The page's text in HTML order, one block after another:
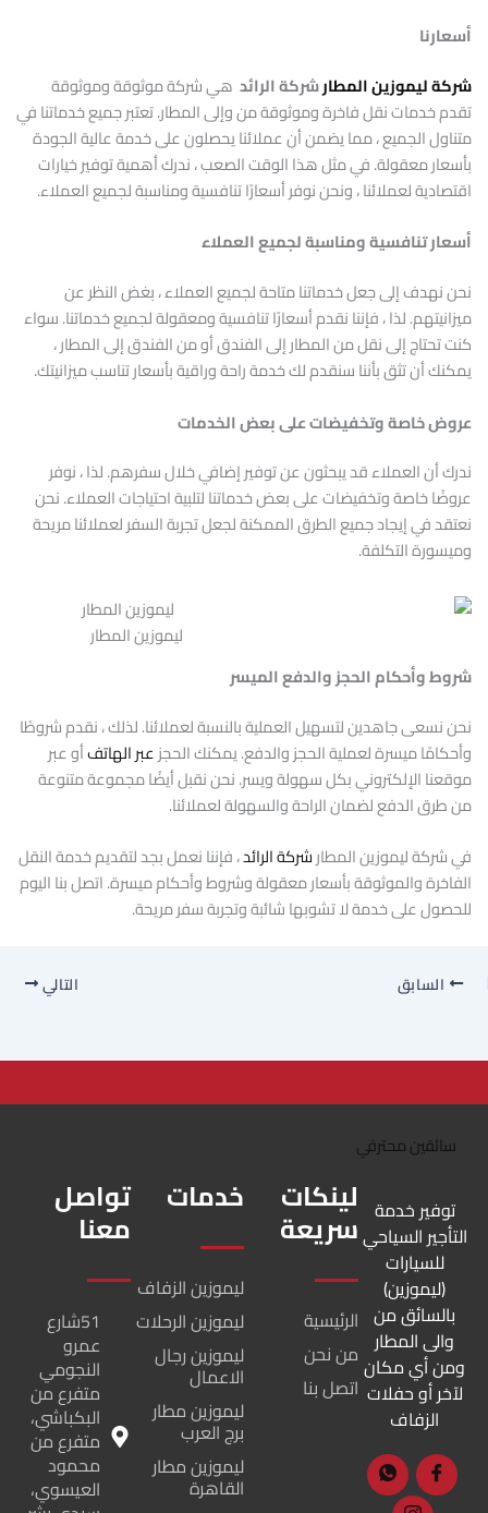
أسعارنا
شركة ليموزين المطارشركة الرائد هي شركة موثوقة وموثوقة
تقدم خدمات نقل فاخرة وموثوقة من وإلى المطار. تعتبر جميع خدماتنا في
متناول الجميع ، مما يضمن أن عملائنا يحصلون على خدمة عالية الجودة
بأسعار معقولة. في مثل هذا الوقت الصعب ، ندرك أهمية توفير خيارات
اقتصادية لعملائنا ، ونحن نوفر أسعارًا تنافسية ومناسبة لجميع العملاء.
أسعار تنافسية ومناسبة لجميع العملاء
نحن نهدف إلى جعل خدماتنا متاحة لجميع العملاء ، بغض النظر عن
ميزانيتهم. لذا ، فإننا نقدم أسعارًا تنافسية ومعقولة لجميع خدماتنا. سواء
كنت تحتاج إلى نقل من المطار إلى الفندق أو من الفندق إلى المطار ،
يمكنك أن تثق بأننا سنقدم لك خدمة راحة وراقية بأسعار تناسب ميزانيتك.
عروض خاصة وتخفيضات على بعض الخدمات
ندرك أن العملاء قد يبحثون عن توفير إضافي خلال سفرهم. لذا ، نوفر
عروضًا خاصة وتخفيضات على بعض خدماتنا لتلبية احتياجات العملاء. نحن
نعتقد في إيجاد جميع الطرق الممكنة لجعل تجربة السفر لعملائنا مريحة
وميسورة التكلفة.
ليموزين المطار
شروط وأحكام الحجز والدفع الميسر
نحن نسعى جاهدين لتسهيل العملية بالنسبة لعملائنا. لذلك ، نقدم شروطًا
وأحكامًا ميسرة لعملية الحجز والدفع. يمكنك الحجزعبر الهاتفأو عبر
موقعنا الإلكتروني بكل سهولة ويسر. نحن نقبل أيضًا مجموعة متنوعة
من طرق الدفع لضمان الراحة والسهولة لعملائنا.
في شركة ليموزين المطارشركة الرائد، فإننا نعمل بجد لتقديم خدمة النقل
الفاخرة والموثوقة بأسعار معقولة وشروط وأحكام ميسرة. اتصل بنا اليوم
للحصول على خدمة لا تشوبها شائبة وتجربة سفر مريحة.
السابق التالي
توفير خدمة
التأجير السياحي
للسيارات
(ليموزين)
بالسائق من
والى المطار
ومن أي مكان
لآخر أو حفلات
الزفاف
لينكات
سريعة
الرئيسية
من نحن
اتصل بنا
خدمات
ليموزين الزفاف
ليموزين الرحلات
ليموزين رجال
الاعمال
ليموزين مطار
برج العرب
ليموزين مطار
القاهرة
تواصل
معنا
51شارع
عمرو
النجومي
متفرع من
البكباشي،
متفرع من
محمود
العيسوي،